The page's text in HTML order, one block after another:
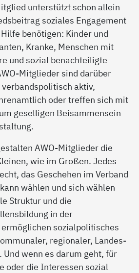
unterstützt schon allein
soziales Engagement
benötigen: Kinder und
Kranke, Menschen mit
und sozial benachteiligte
Mitglieder sind darüber
aktiv,
oder treffen sich mit
geselligen Beisammensein
AWO-Mitglieder die
wie im Großen. Jedes
das Geschehen im Verband
wählen und sich wählen
Struktur und die
in der
sozialpolitisches
regionaler, Landes-
Und wenn es darum geht, für
oder die Interessen sozial